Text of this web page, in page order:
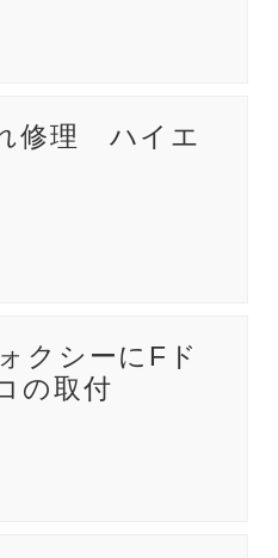
修理 ハイエ
クシーにFド
の取付